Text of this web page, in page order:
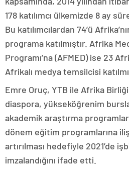
178 katılımcı ülkemizde 8 ay
Bu katılımcılardan 74’ü
programa katılmıştır. Afrika
Programı’na (AFMED) ise 23
Afrikalı medya temsilcisi
Emre Oruç, YTB ile Afrika
diaspora, yükseköğrenim
akademik araştırma
dönem eğitim programlarına
artırılması hedefiyle 2021’de
imzalandığını ifade etti.